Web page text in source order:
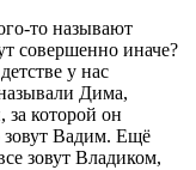
то называют
совершенно иначе?
у нас
Дима,
за которой он
зовут Вадим. Ещё
зовут Владиком,